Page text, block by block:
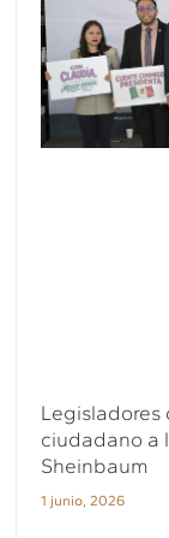
ciudadano a
Sheinbaum
1 junio, 2026